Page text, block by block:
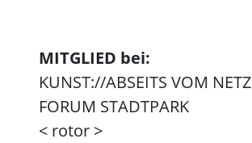
MITGLIED bei:
KUNST://ABSEITS VOM NETZ
FORUM STADTPARK
< rotor >